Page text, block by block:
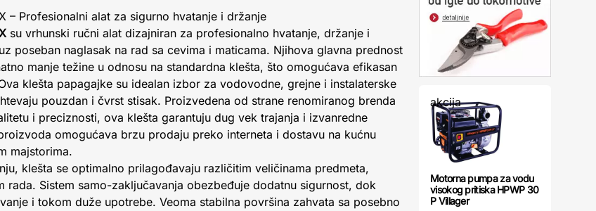
– Profesionalni alat za sigurno hvatanje i držanje
su vrhunski ručni alat dizajniran za profesionalno hvatanje, držanje i
poseban naglasak na rad sa cevima i maticama. Njihova glavna prednost
manje težine u odnosu na standardna klešta, što omogućava efikasan
klešta papagajke su idealan izbor za vodovodne, grejne i instalaterske
pouzdan i čvrst stisak. Proizvedena od strane renomiranog brenda
i preciznosti, ova klešta garantuju dug vek trajanja i izvanredne
omogućava brzu prodaju preko interneta i dostavu na kućnu
majstorima.
klešta se optimalno prilagođavaju različitim veličinama predmeta,
rada. Sistem samo-zaključavanja obezbeđuje dodatnu sigurnost, dok
i tokom duže upotrebe. Veoma stabilna površina zahvata sa posebno
akcija
Motorna pumpa za vodu
visokog pritiska HPWP 30
P Villager